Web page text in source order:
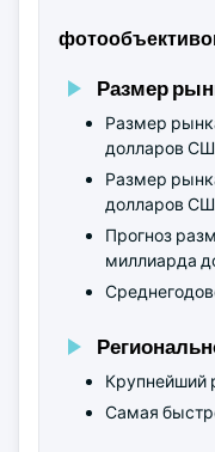
Размер
Размер
долларов
Размер
долларов
Прогноз
миллиарда
Самая